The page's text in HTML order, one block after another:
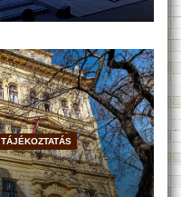
TÁJÉKOZTATÁS